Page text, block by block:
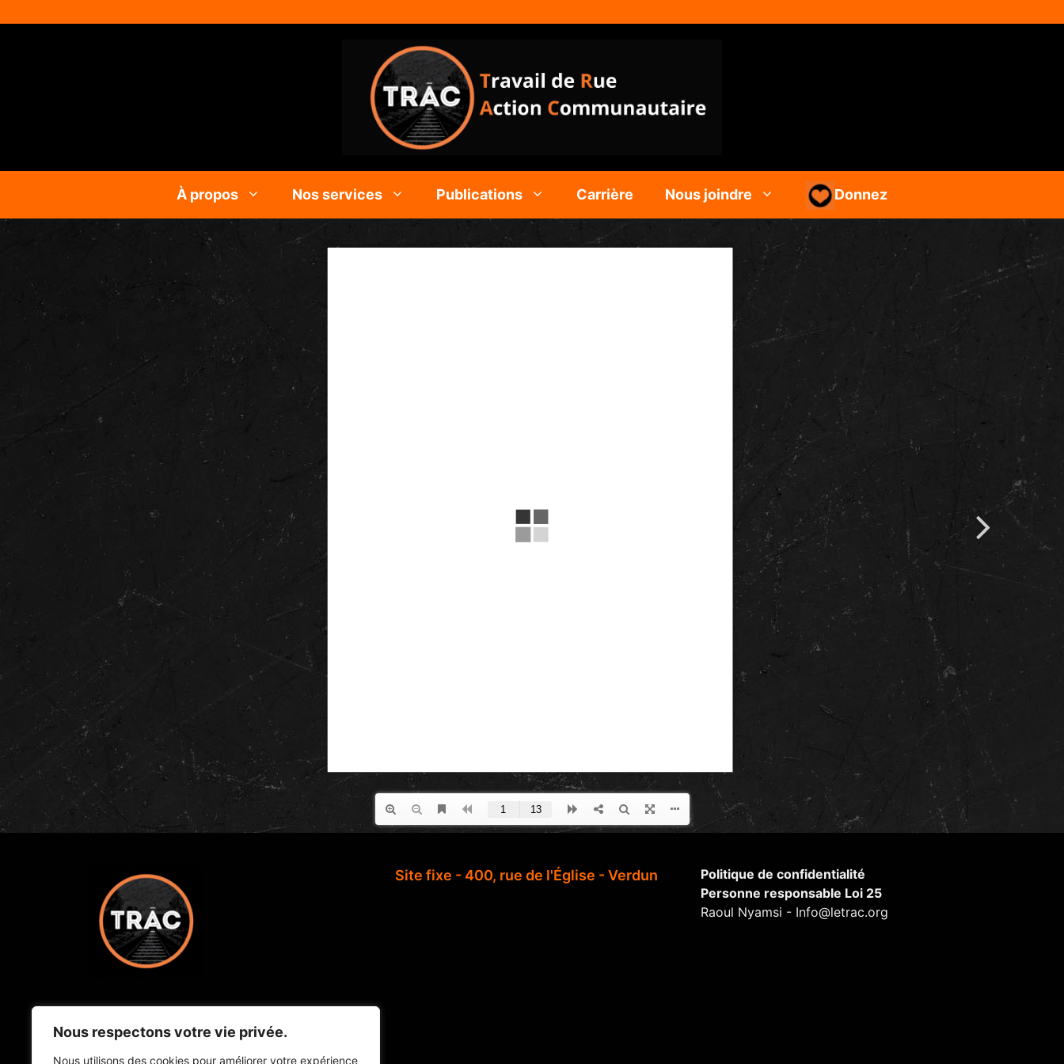
Nous respectons votre vie privée.
Nous utilisons des cookies pour améliorer votre expérience
À propos Nos services Publications Carrière Nous joindre Donnez
Bureaux administratifs
Site fixe - 400, rue de l'Église - Verdun
Politique de confidentialité
Personne responsable Loi 25
Raoul Nyamsi - Info@letrac.org